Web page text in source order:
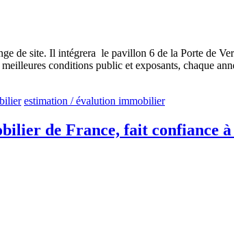
de site. Il intégrera le pavillon 6 de la Porte de
conditions public et exposants, chaque
estimation / évalution immobilier
de France, fait confiance